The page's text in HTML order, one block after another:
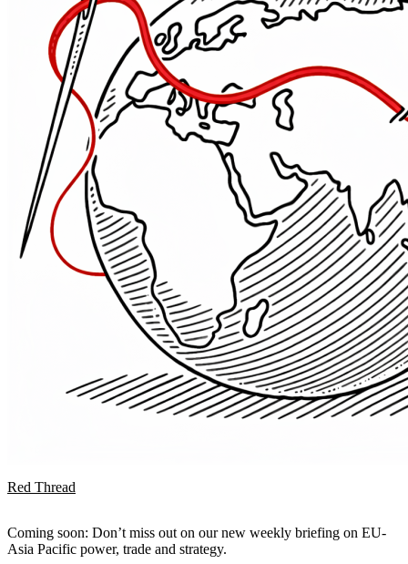
Red Thread
Coming soon: Don’t miss out on our new weekly briefing on EU-
Asia Pacific power, trade and strategy.